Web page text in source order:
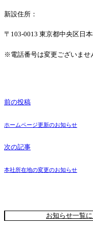
新設住所：
〒103-0013 東京都中央区日
※電話番号は変更ございませ
前の投稿
ホームページ更新のお知らせ
次の記事
本社所在地の変更のお知らせ
お知らせ一覧